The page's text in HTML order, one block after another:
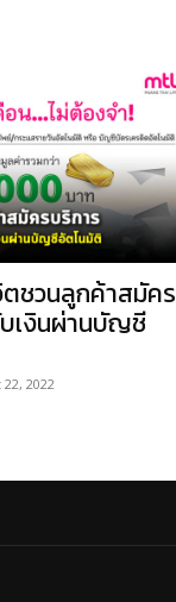
ตชวนลูกค้าสมัคร
เงินผ่านบัญชี
2022